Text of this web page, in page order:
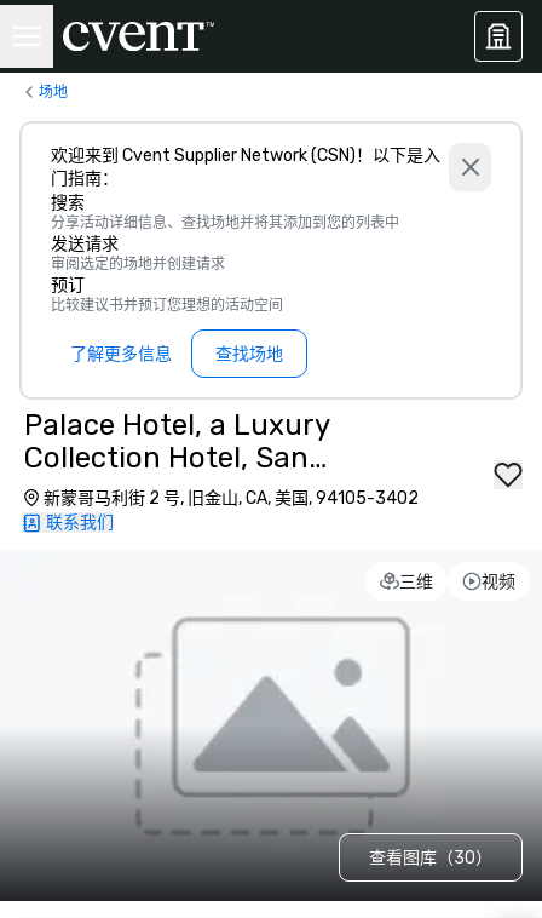
场地
欢迎来到 Cvent Supplier Network (CSN)！以下是入
门指南：
搜索
分享活动详细信息、查找场地并将其添加到您的列表中
发送请求
审阅选定的场地并创建请求
预订
比较建议书并预订您理想的活动空间
了解更多信息 查找场地
Palace Hotel, a Luxury
Collection Hotel, San
Francisco
新蒙哥马利街 2 号, 旧金山, CA, 美国, 94105-3402
联系我们
三维 视频
查看图库（30）